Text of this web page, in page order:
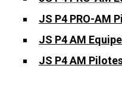
JS P4 PRO-AM
JS P4 AM
JS P4 AM